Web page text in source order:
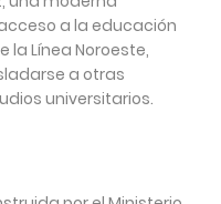
a la educación
la Línea Noroeste,
a otras
universitarios.